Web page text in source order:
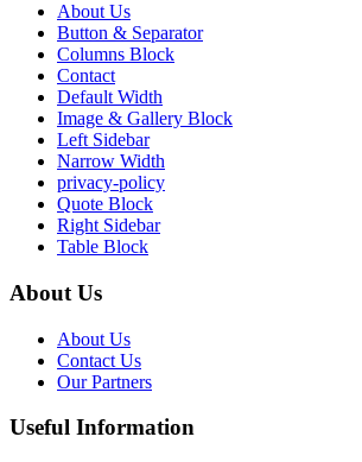
About Us
Button & Separator
Columns Block
Contact
Default Width
Image & Gallery Block
Left Sidebar
Narrow Width
privacy-policy
Quote Block
Right Sidebar
Table Block
About Us
About Us
Contact Us
Our Partners
Useful Information